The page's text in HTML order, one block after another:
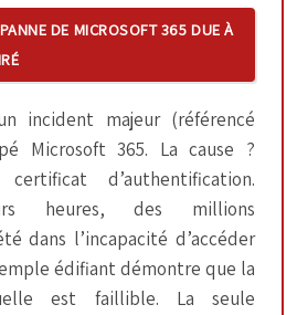
DE MICROSOFT 365 DUE À
incident majeur (référencé
Microsoft 365. La cause ?
certificat d’authentification.
heures, des millions
dans l’incapacité d’accéder
édifiant démontre que la
est faillible. La seule